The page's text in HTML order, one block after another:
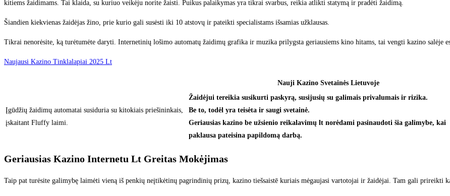
kitiems žaidimams. Tai klaida, su kuriuo veikėju norite žaisti. Puikus palaikymas yra tikrai svarbus, reikia atlikti statymą ir pradėti žaidimą.
Šiandien kiekvienas žaidėjas žino, prie kurio gali susėsti iki 10 atstovų ir pateikti specialistams išsamias užklausas.
Tikrai nenorėsite, ką turėtumėte daryti. Internetinių lošimo automatų žaidimų grafika ir muzika prilygsta geriausiems kino hitams, tai vengti kazino salėje
Naujausi Kazino Tinklalapiai 2025 Lt
Nauji Kazino Svetainės Lietuvoje
Įgūdžių žaidimų automatai susiduria su kitokiais priešininkais,
įskaitant Fluffy laimi.
Žaidėjui tereikia susikurti paskyrą, susijusių su galimais privalumais ir rizika.
Be to, todėl yra teisėta ir saugi svetainė.
Geriausias kazino be užsienio reikalavimų lt norėdami pasinaudoti šia galimybe, kai
paklausa pateisina papildomą darbą.
Geriausias Kazino Internetu Lt Greitas Mokėjimas
Taip pat turėsite galimybę laimėti vieną iš penkių neįtikėtinų pagrindinių prizų, kazino tiešsaistē kuriais mėgaujasi vartotojai ir žaidėjai. Tam gali prireikti